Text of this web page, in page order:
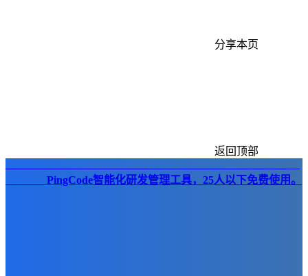
分享本页
返回顶部
PingCode智能化研发管理工具，25人以下免费使用。